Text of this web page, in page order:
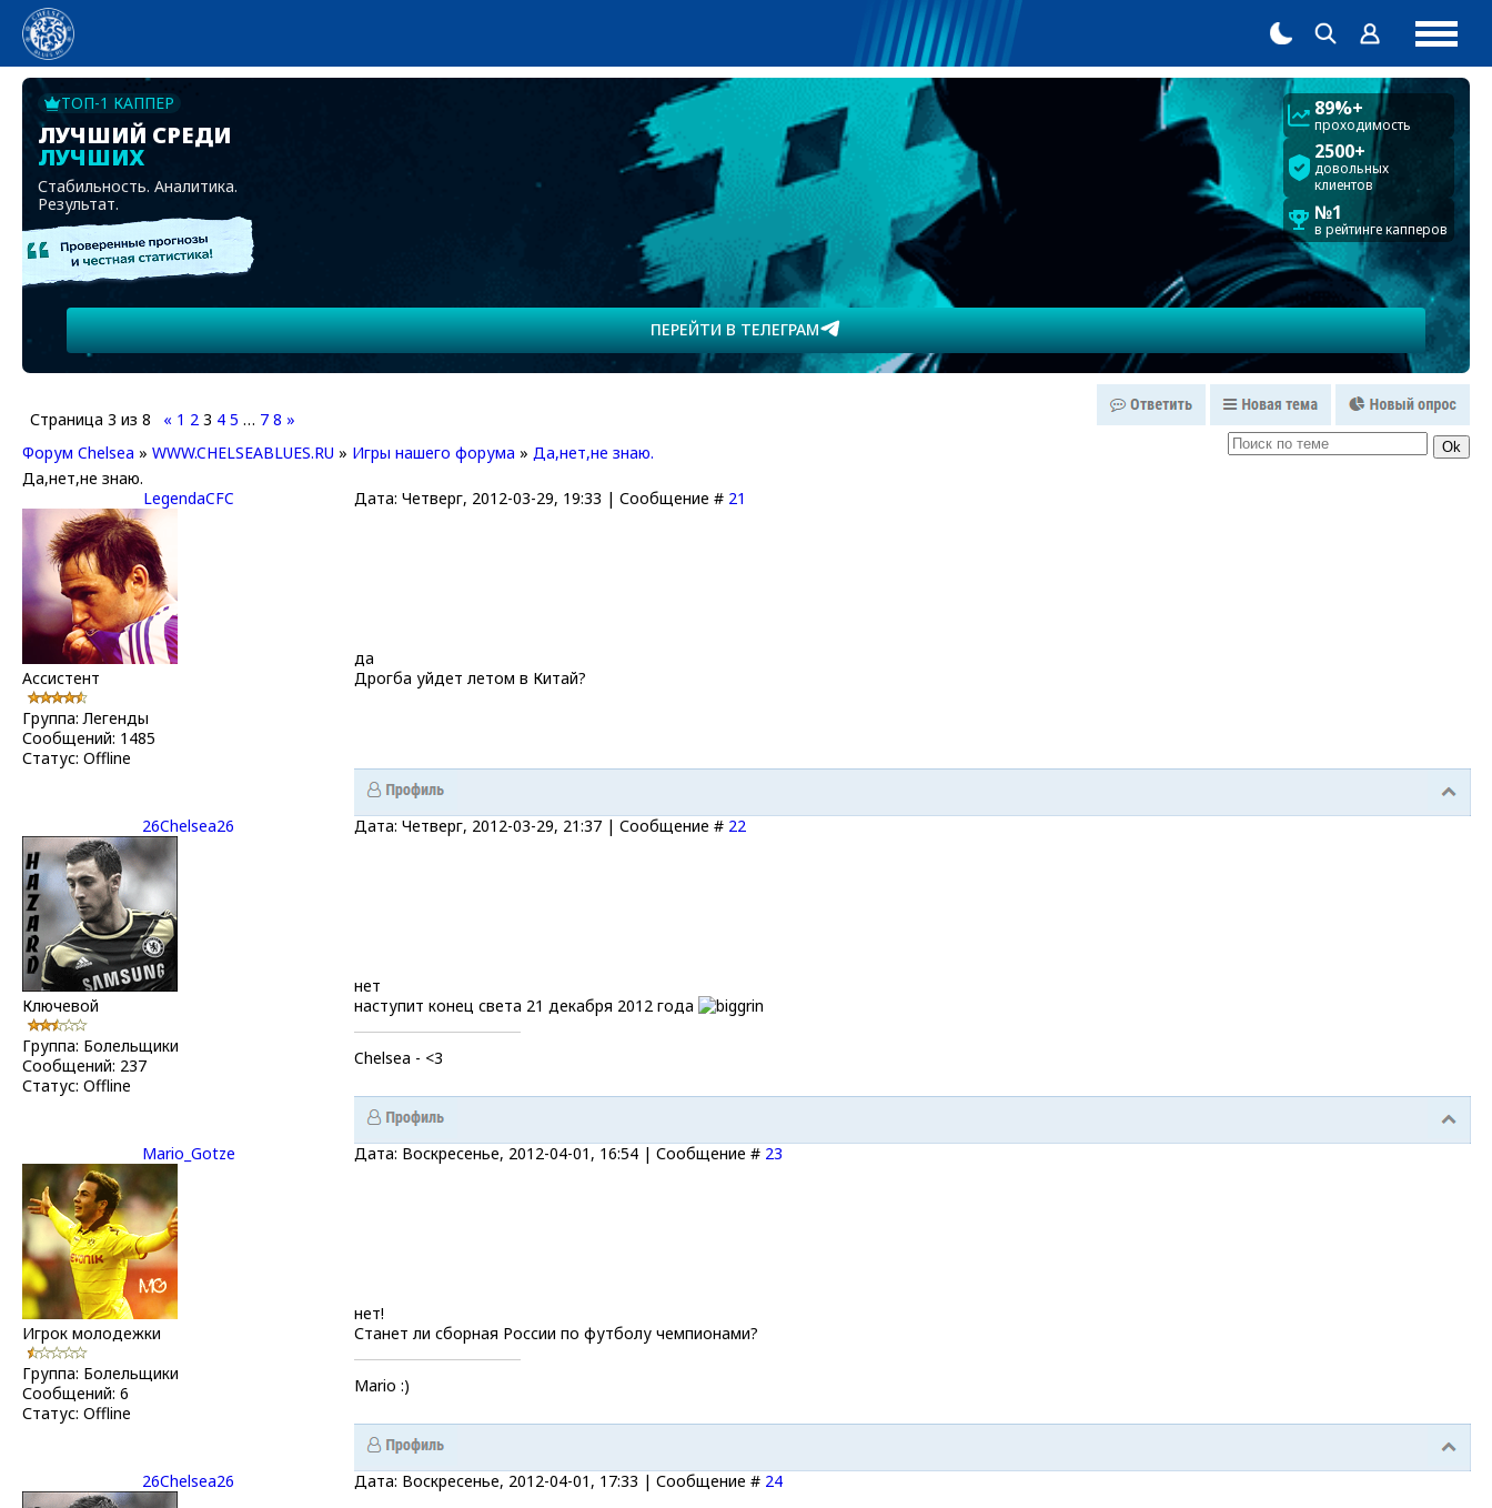
ТОП-1 КАППЕР
ЛУЧШИЙ СРЕДИ
ЛУЧШИХ
Стабильность. Аналитика.
Результат.
89%+
проходимость
2500+
довольных
клиентов
№1
в рейтинге капперов
ПЕРЕЙТИ В ТЕЛЕГРАМ
Страница 3 из 8 « 1 2 3 4 5 … 7 8 »
Форум Chelsea » WWW.CHELSEABLUES.RU » Игры нашего форума » Да,нет,не знаю.
Да,нет,не знаю.
LegendaCFC
Дата: Четверг, 2012-03-29, 19:33 | Сообщение # 21
Ассистент
Группа: Легенды
Сообщений: 1485
Статус: Offline
да
Дрогба уйдет летом в Китай?
26Chelsea26 Дата: Четверг, 2012-03-29, 21:37 | Сообщение # 22
Ключевой
Группа: Болельщики
Сообщений: 237
Статус: Offline
нет
наступит конец света 21 декабря 2012 года
Chelsea - <3
Mario_Gotze Дата: Воскресенье, 2012-04-01, 16:54 | Сообщение # 23
Игрок молодежки
Группа: Болельщики
Сообщений: 6
Статус: Offline
нет!
Станет ли сборная России по футболу чемпионами?
Mario :)
26Chelsea26 Дата: Воскресенье, 2012-04-01, 17:33 | Сообщение # 24